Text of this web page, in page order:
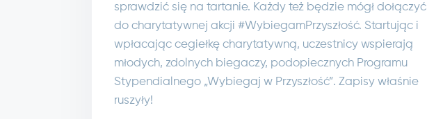
sprawdzić się na tartanie. Każdy też będzie mógł dołączyć
do charytatywnej akcji #WybiegamPrzyszłość. Startując i
wpłacając cegiełkę charytatywną, uczestnicy wspierają
młodych, zdolnych biegaczy, podopiecznych Programu
Stypendialnego „Wybiegaj w Przyszłość”. Zapisy właśnie
ruszyły!